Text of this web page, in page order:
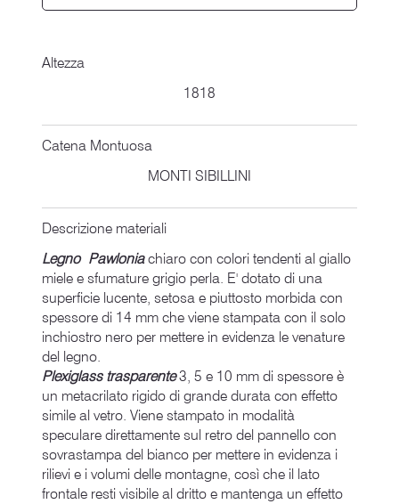
Altezza
1818
Catena Montuosa
MONTI SIBILLINI
Descrizione materiali
Legno Pawloniachiaro con colori tendenti al giallo
miele e sfumature grigio perla. E' dotato di una
superficie lucente, setosa e piuttosto morbida con
spessore di 14 mm che viene stampata con il solo
inchiostro nero per mettere in evidenza le venature
del legno.
Plexiglass trasparente3, 5 e 10 mm di spessore è
un metacrilato rigido di grande durata con effetto
simile al vetro. Viene stampato in modalità
speculare direttamente sul retro del pannello con
sovrastampa del bianco per mettere in evidenza i
rilievi e i volumi delle montagne, così che il lato
frontale resti visibile al dritto e mantenga un effetto